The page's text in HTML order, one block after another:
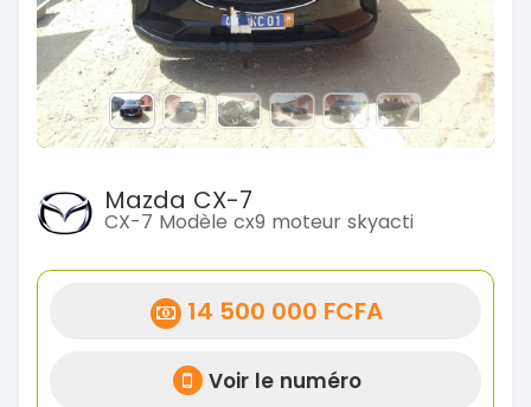
Mazda CX-7
CX-7 Modèle cx9 moteur skyacti
14 500 000 FCFA
Voir le numéro